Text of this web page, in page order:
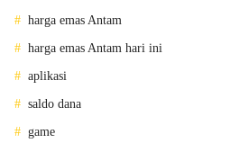
harga emas Antam
harga emas Antam hari ini
aplikasi
saldo dana
game